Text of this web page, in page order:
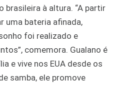
brasileira à altura. “A partir
uma bateria afinada,
foi realizado e
comemora. Gualano é
e vive nos EUA desde os
samba, ele promove